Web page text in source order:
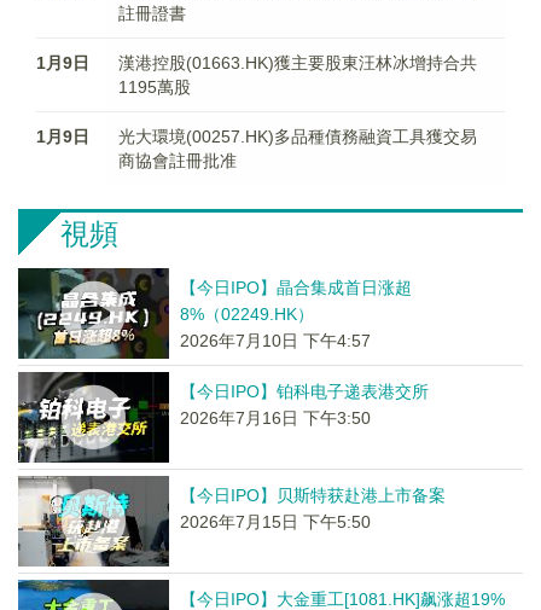
註冊證書
1月9日
漢港控股(01663.HK)獲主要股東汪林冰增持合共
1195萬股
1月9日
光大環境(00257.HK)多品種債務融資工具獲交易
商協會註冊批准
視頻
【今日IPO】晶合集成首日涨超
8%（02249.HK）
2026年7月10日 下午4:57
【今日IPO】铂科电子递表港交所
2026年7月16日 下午3:50
【今日IPO】贝斯特获赴港上市备案
2026年7月15日 下午5:50
【今日IPO】大金重工[1081.HK]飙涨超19%